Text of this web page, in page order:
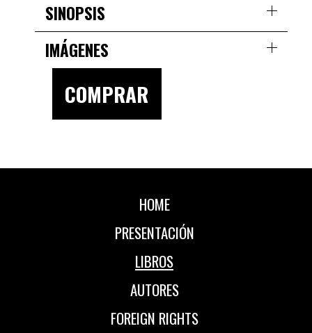
SINOPSIS
IMÁGENES
COMPRAR
HOME
PRESENTACIÓN
LIBROS
AUTORES
FOREIGN RIGHTS